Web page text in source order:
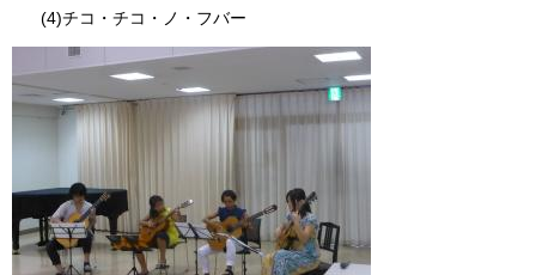
(4)チコ・チコ・ノ・フバー